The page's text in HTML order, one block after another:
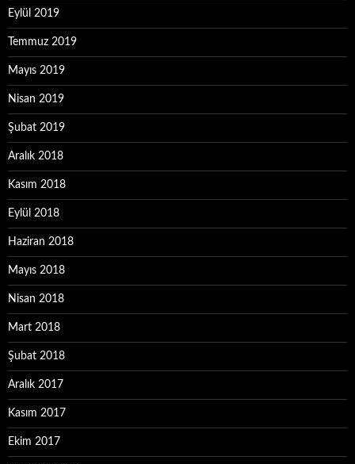
Eylül 2019
Temmuz 2019
Mayıs 2019
Nisan 2019
Şubat 2019
Aralık 2018
Kasım 2018
Eylül 2018
Haziran 2018
Mayıs 2018
Nisan 2018
Mart 2018
Şubat 2018
Aralık 2017
Kasım 2017
Ekim 2017